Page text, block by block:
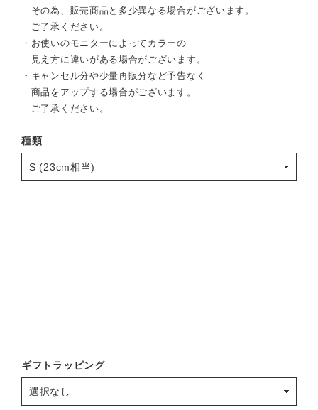
その為、販売商品と多少異なる場合がございます。
ご了承ください。
・お使いのモニターによってカラーの
見え方に違いがある場合がございます。
・キャンセル分や少量再販分など予告なく
商品をアップする場合がございます。
ご了承ください。
種類
ギフトラッピング